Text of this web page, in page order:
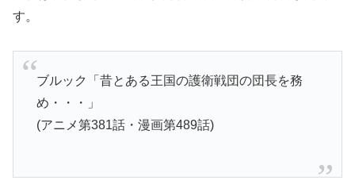
す。
ブルック「昔とある王国の護衛戦団の団長を務
め・・・」
(アニメ第381話・漫画第489話)